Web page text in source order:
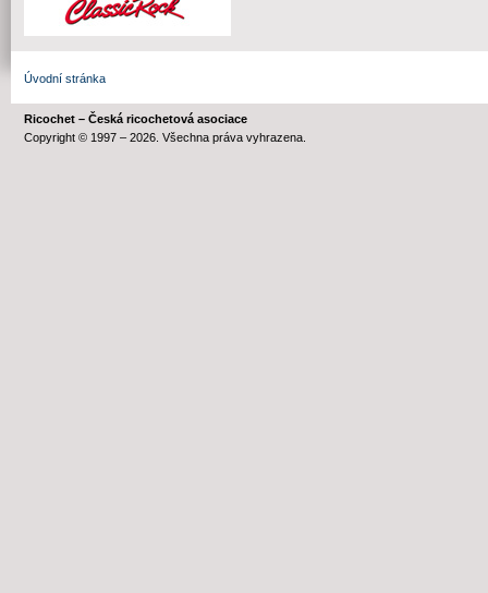
Úvodní stránka
Ricochet – Česká ricochetová asociace
Copyright © 1997 – 2026. Všechna práva vyhrazena.